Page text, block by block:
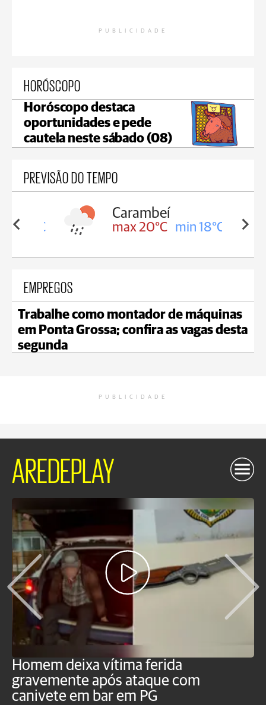
PUBLICIDADE
HORÓSCOPO
Horóscopo destaca
oportunidades e pede
cautela neste sábado (08)
PREVISÃO DO TEMPO
18°C
Carambeí
max 20°C min 18°C
EMPREGOS
Trabalhe como montador de máquinas
em Ponta Grossa; confira as vagas desta
segunda
PUBLICIDADE
AREDEPLAY
Homem deixa vítima ferida
gravemente após ataque com
canivete em bar em PG